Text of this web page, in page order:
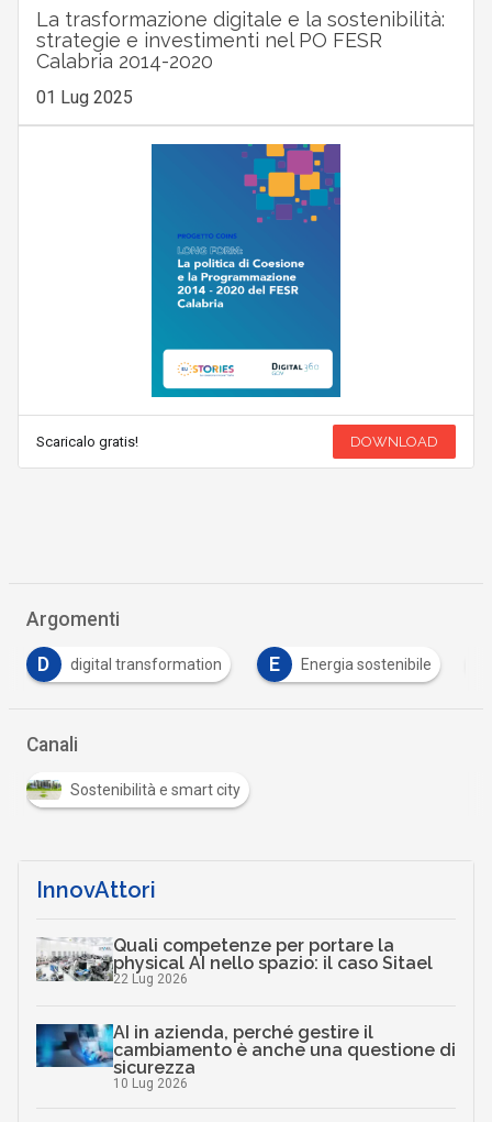
La trasformazione digitale e la sostenibilità:
strategie e investimenti nel PO FESR
Calabria 2014-2020
01 Lug 2025
Scaricalo gratis! DOWNLOAD
Argomenti
E Energia sostenibile H HR S sviluppo
Canali
Sostenibilità e smart city
InnovAttori
Quali competenze per portare la
physical AI nello spazio: il caso Sitael
22 Lug 2026
AI in azienda, perché gestire il
cambiamento è anche una questione di
sicurezza
10 Lug 2026